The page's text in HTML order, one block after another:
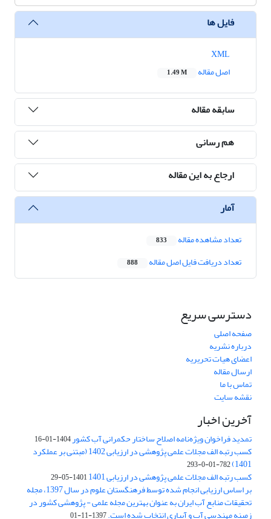
فایل ها
اصل مقاله
1.49 M
سابقه مقاله
هم رسانی
ارجاع به این مقاله
آمار
تعداد مشاهده مقاله 833
تعداد دریافت فایل اصل مقاله 888
دسترسی سریع
صفحه اصلی
درباره نشریه
اعضای هیات تحریریه
ارسال مقاله
تماس با ما
نقشه سایت
آخرین اخبار
تمدید فراخوان ویژه‌نامه اصلاح ساختار حکمرانی آب کشور1404-01-16
کسب رتبه الف مجلات علمی پژوهشی در ارزیابی 1402 (مبتنی بر عملکرد
1401)
782-01-0-293
کسب رتبه الف مجلات علمی پژوهشی در ارزیابی 1401 1401-05-29
بر اساس ارزیابی انجام شده توسط فرهنگستان علوم در سال 1397، مجله
تحقیقات منابع آب ایران به عنوان بهترین مجله علمی - پژوهشی کشور در
زمینه مهندسی آب و آبیاری انتخاب شده است.1397-11-01